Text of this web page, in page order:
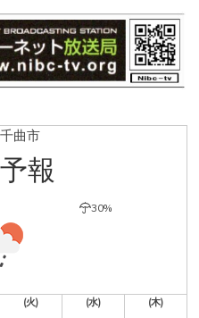
曲市
報
30%
(火) (水) (木)